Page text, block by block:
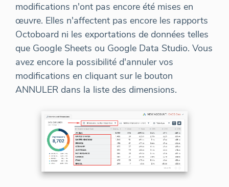
modifications n'ont pas encore été mises en
œuvre. Elles n'affectent pas encore les rapports
Octoboard ni les exportations de données telles
que Google Sheets ou Google Data Studio. Vous
avez encore la possibilité d'annuler vos
modifications en cliquant sur le bouton
ANNULER dans la liste des dimensions.